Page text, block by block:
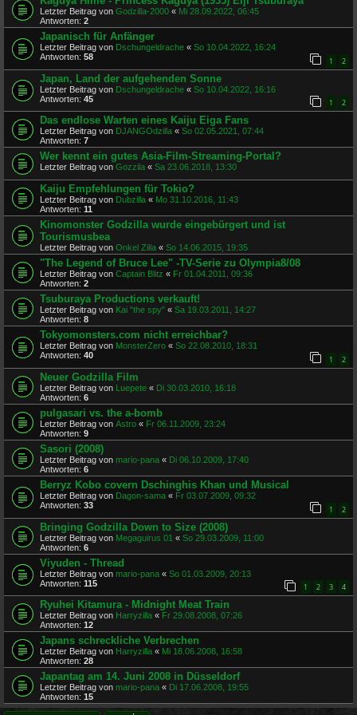
Letzter Beitrag von Godzilla-2000 « Mi 28.09.2022, 06:45
Antworten: 2
Japanisch für Anfänger
Letzter Beitrag von Dschungeldrache « So 10.04.2022, 16:24
Antworten: 58 1 2
Japan, Land der aufgehenden Sonne
Letzter Beitrag von Dschungeldrache « So 10.04.2022, 16:16
Antworten: 45 1 2
Das endlose Warten eines Kaiju Eiga Fans
Letzter Beitrag von DJANGOdzilla « So 02.05.2021, 07:44
Antworten: 7
Wer kennt ein gutes Asia-Film-Streaming-Portal?
Letzter Beitrag von Gozzila « Sa 23.06.2018, 13:30
Kaiju Empfehlungen für Tokio?
Letzter Beitrag von Dubzilla « Mo 31.10.2016, 11:43
Antworten: 11
Kinomonster Godzilla wurde eingebürgert und ist
Tourismusbea
Letzter Beitrag von Onkel Zilla « So 14.06.2015, 19:35
"The Legend of Bruce Lee" -TV-Serie zu Olympia8/08
Letzter Beitrag von Captain Blitz « Fr 01.04.2011, 09:36
Antworten: 2
Tsuburaya Productions verkauft!
Letzter Beitrag von Kai "the spy" « Sa 19.03.2011, 14:27
Antworten: 8
Tokyomonsters.com nicht erreichbar?
Letzter Beitrag von MonsterZero « So 22.08.2010, 18:31
Antworten: 40 1 2
Neuer Godzilla Film
Letzter Beitrag von Luepete « Di 30.03.2010, 16:18
Antworten: 6
pulgasari vs. the a-bomb
Letzter Beitrag von Astro « Fr 06.11.2009, 23:24
Antworten: 9
Sasori (2008)
Letzter Beitrag von mario-pana « Di 06.10.2009, 17:40
Antworten: 6
Berryz Kobo covern Dschinghis Khan und Musical
Letzter Beitrag von Dagon-sama « Fr 03.07.2009, 09:32
Antworten: 33 1 2
Bringing Godzilla Down to Size (2008)
Letzter Beitrag von Megaguirus 01 « So 29.03.2009, 11:00
Antworten: 6
Viyuden - Thread
Letzter Beitrag von mario-pana « So 01.03.2009, 20:13
Antworten: 115 1 2 3 4
Ryuhei Kitamura - Midnight Meat Train
Letzter Beitrag von Harryzilla « Fr 29.08.2008, 07:26
Antworten: 12
Japans schreckliche Verbrechen
Letzter Beitrag von Harryzilla « Mi 18.06.2008, 16:58
Antworten: 28
Japantag am 14. Juni 2008 in Düsseldorf
Letzter Beitrag von mario-pana « Di 17.06.2008, 19:55
Antworten: 15